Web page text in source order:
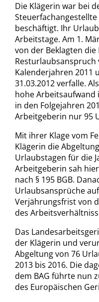
Die Klägerin war bei
beschäftigt. Ihr
Arbeitstage. Am 1.
von der Beklagten
Resturlaubsanspruch
Kalenderjahren 2011
31.03.2012 verfalle.
hohe Arbeitsaufwand
in den Folgejahren
Arbeitgeberin nur 95
Mit ihrer Klage vom
Klägerin die
Urlaubstagen für die
Arbeitgeberin sah
nach § 195 BGB.
Urlaubsansprüche
Verjährungsfrist von
des
Das
der Klägerin und
Abgeltung von 76
2013 bis 2016. Die
dem BAG führte nun
des Europäischen